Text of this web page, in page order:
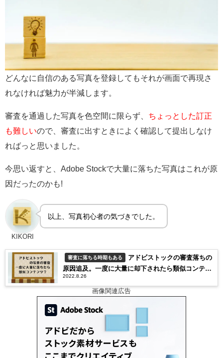
どんなに自信のある写真を登録してもそれが画面で再現さ
れなければ魅力が半減します。
審査を通過した写真を色空間に限らず、 ちょっとした訂正
も難しいので、審査に出すときによく確認して提出しなけ
ればっと思いました。
今思い返すと、Adobe Stockで大量に落ちた写真はこれが原
因だったのかも!
KIKORI
以上、写真初心者の気づきでした。
審査に落ちる時期もある
アドビストックの審査落ちの
原因追及。一度に大量に却下されたら類似コンテン
ツばかりでAdobeが不満？
2022.8.26
画像関連広告